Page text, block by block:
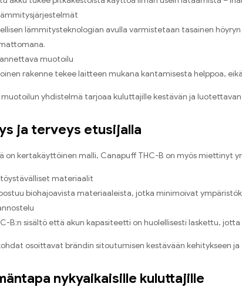
lämmitysteknologian avulla varmistetaan tasainen
muotoilu
rakenne tekee laitteen mukana kantamisesta helppoa,
muotoilun yhdistelmä tarjoaa kuluttajille kestävän ja
ja terveys etusijalla
on kertakäyttöinen malli, Canapuff THC-B on myös miettinyt
materiaalit
biohajoavista materiaaleista, jotka minimoivat
B:n sisältö että akun kapasiteetti on huolellisesti laskettu,
osoittavat brändin sitoutumisen kestävään kehitykseen
nykyaikaisille kuluttajille